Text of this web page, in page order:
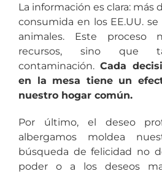
La información es clara: más
consumida en los EE.UU.
animales. Este proceso
recursos, sino que
contaminación. Cada
en la mesa tiene un
nuestro hogar común.
Por último, el deseo
albergamos moldea
búsqueda de felicidad no
poder o a los deseos